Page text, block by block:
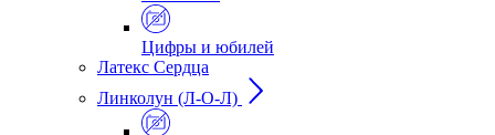
Цифры и юбилей
Латекс Сердца
Линколун (Л-О-Л)